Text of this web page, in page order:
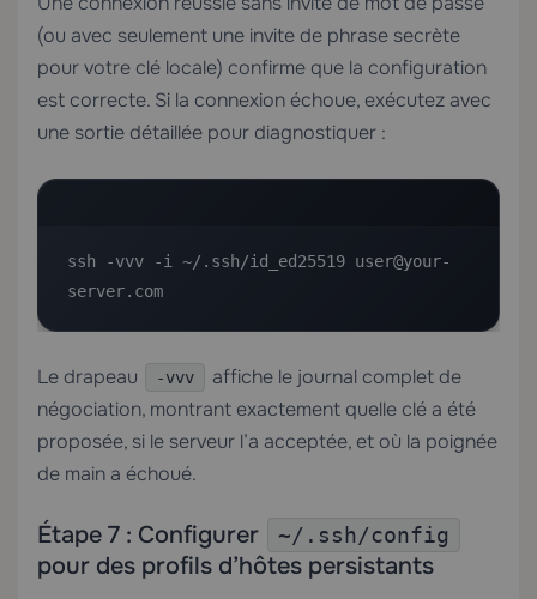
(ou avec seulement une invite de phrase secrète
pour votre clé locale) confirme que la configuration
est correcte. Si la connexion échoue, exécutez avec
une sortie détaillée pour diagnostiquer :
ssh -vvv -i ~/.ssh/id_ed25519 user@your-
server.com
Le drapeau -vvv
affiche le journal complet de
négociation, montrant exactement quelle clé a été
proposée, si le serveur l’a acceptée, et où la poignée
de main a échoué.
Étape 7 : Configurer ~/.ssh/config
pour des profils d’hôtes persistants